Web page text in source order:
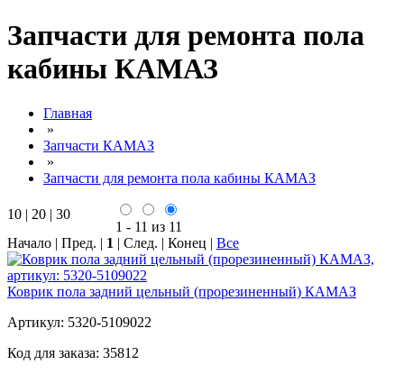
Запчасти для ремонта пола
кабины КАМАЗ
Главная
»
Запчасти КАМАЗ
»
Запчасти для ремонта пола кабины КАМАЗ
10 | 20 | 30
1 - 11 из 11
Начало | Пред. | 1 | След. | Конец | Все
Коврик пола задний цельный (прорезиненный) КАМАЗ
Артикул: 5320-5109022
Код для заказа: 35812